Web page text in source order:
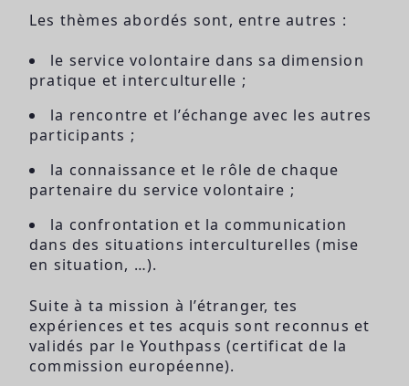
Les thèmes abordés sont, entre autres :
le service volontaire dans sa dimension
pratique et interculturelle ;
la rencontre et l’échange avec les autres
participants ;
la connaissance et le rôle de chaque
partenaire du service volontaire ;
la confrontation et la communication
dans des situations interculturelles (mise
en situation, …).
Suite à ta mission à l’étranger, tes
expériences et tes acquis sont reconnus et
validés par le Youthpass (certificat de la
commission européenne).